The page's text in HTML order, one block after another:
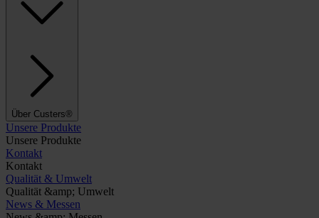
Über Custers®
Unsere Produkte
Unsere Produkte
Kontakt
Kontakt
Qualität & Umwelt
Qualität &amp; Umwelt
News & Messen